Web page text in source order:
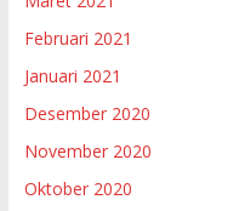
Februari 2021
Januari 2021
Desember 2020
November 2020
Oktober 2020